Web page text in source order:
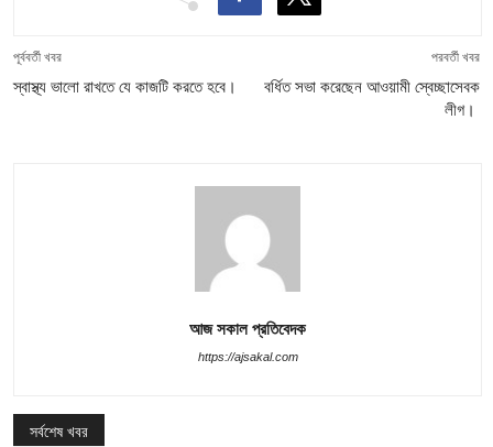
পূর্ববর্তী খবর
স্বাস্থ্য ভালো রাখতে যে কাজটি করতে হবে।
পরবর্তী খবর
বর্ধিত সভা করেছেন আওয়ামী স্বেচ্ছাসেবক
লীগ।
আজ সকাল প্রতিবেদক
https://ajsakal.com
সর্বশেষ খবর